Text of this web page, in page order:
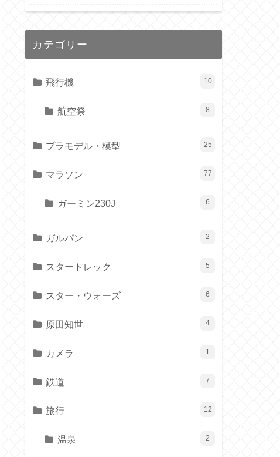
カテゴリー
飛行機 10
航空祭 8
プラモデル・模型 25
マラソン 77
ガーミン230J 6
ガルパン 2
スタートレック 5
スター・ウォーズ 6
原田知世 4
カメラ 1
鉄道 7
旅行 12
温泉 2